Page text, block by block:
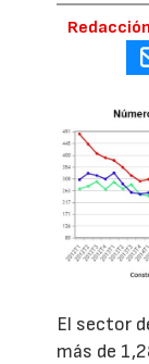
El sector
más de